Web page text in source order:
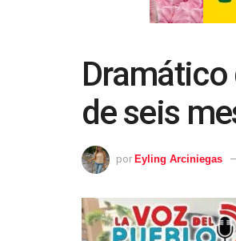
de seis
por Eyling Arciniegas